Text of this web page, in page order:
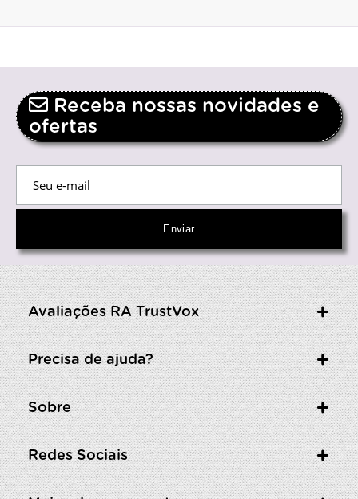
Receba nossas novidades e
ofertas
Avaliações RA TrustVox
Precisa de ajuda?
Sobre
Redes Sociais